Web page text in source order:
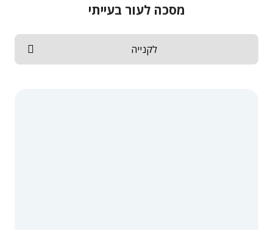
מסכה לעור בעייתי
לקנייה